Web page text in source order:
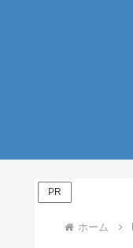
PR
ホーム